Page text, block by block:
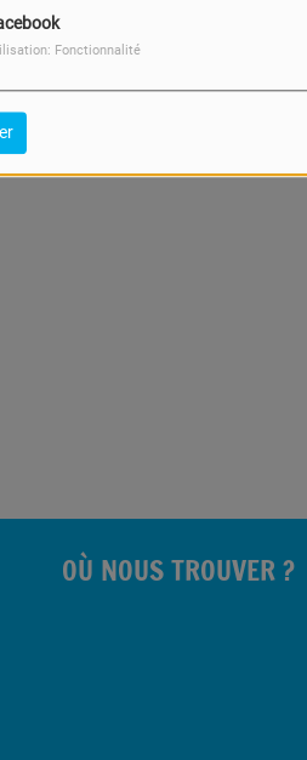
Fonctionnalité
OÙ NOUS TROUVER ?